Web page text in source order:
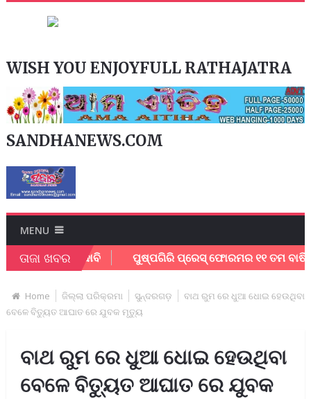
WISH YOU ENJOYFULL RATHAJATRA
SANDHANEWS.COM
MENU
ତାଜା ଖବର
ପାଇଁ ଦାବି ପୁଷ୍ପଗିରି ପ୍ରେସ୍ ଫୋରମର ୧୧ ତମ ବାର୍ଷିକ
Home ଜିଲ୍ଲା ପରିକ୍ରମା ସୁନ୍ଦରଗଡ଼
ବାଥ ରୁମ ରେ ଧୁଆ ଧୋଇ ହେଉଥିବା
ବେଳେ ବିତ୍ୟୁତ ଆଘାତ ରେ ଯୁବକ ମୃତ୍ୟୁ
ବାଥ ରୁମ ରେ ଧୁଆ ଧୋଇ ହେଉଥିବା
ବେଳେ ବିତ୍ୟୁତ ଆଘାତ ରେ ଯୁବକ